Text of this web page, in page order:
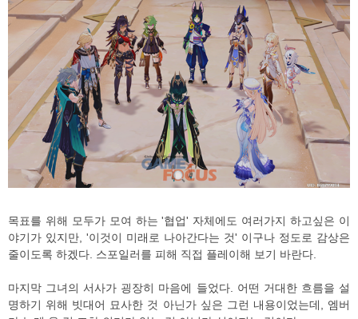
목표를 위해 모두가 모여 하는 '협업' 자체에도 여러가지 하고싶은 이
야기가 있지만, '이것이 미래로 나아간다는 것' 이구나 정도로 감상은
줄이도록 하겠다. 스포일러를 피해 직접 플레이해 보기 바란다.
마지막 그녀의 서사가 굉장히 마음에 들었다. 어떤 거대한 흐름을 설
명하기 위해 빗대어 묘사한 것 아닌가 싶은 그런 내용이었는데, 엠버